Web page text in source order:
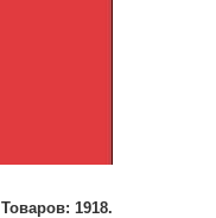
Товаров: 1918.